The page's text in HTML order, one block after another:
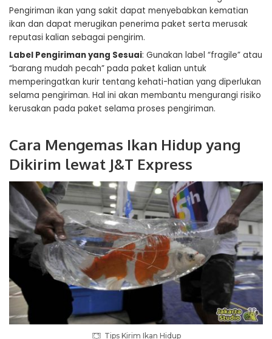
Pengiriman ikan yang sakit dapat menyebabkan kematian
ikan dan dapat merugikan penerima paket serta merusak
reputasi kalian sebagai pengirim.
Label Pengiriman yang Sesuai: Gunakan label “fragile” atau
“barang mudah pecah” pada paket kalian untuk
memperingatkan kurir tentang kehati-hatian yang diperlukan
selama pengiriman. Hal ini akan membantu mengurangi risiko
kerusakan pada paket selama proses pengiriman.
Cara Mengemas Ikan Hidup yang
Dikirim lewat J&T Express
Tips Kirim Ikan Hidup